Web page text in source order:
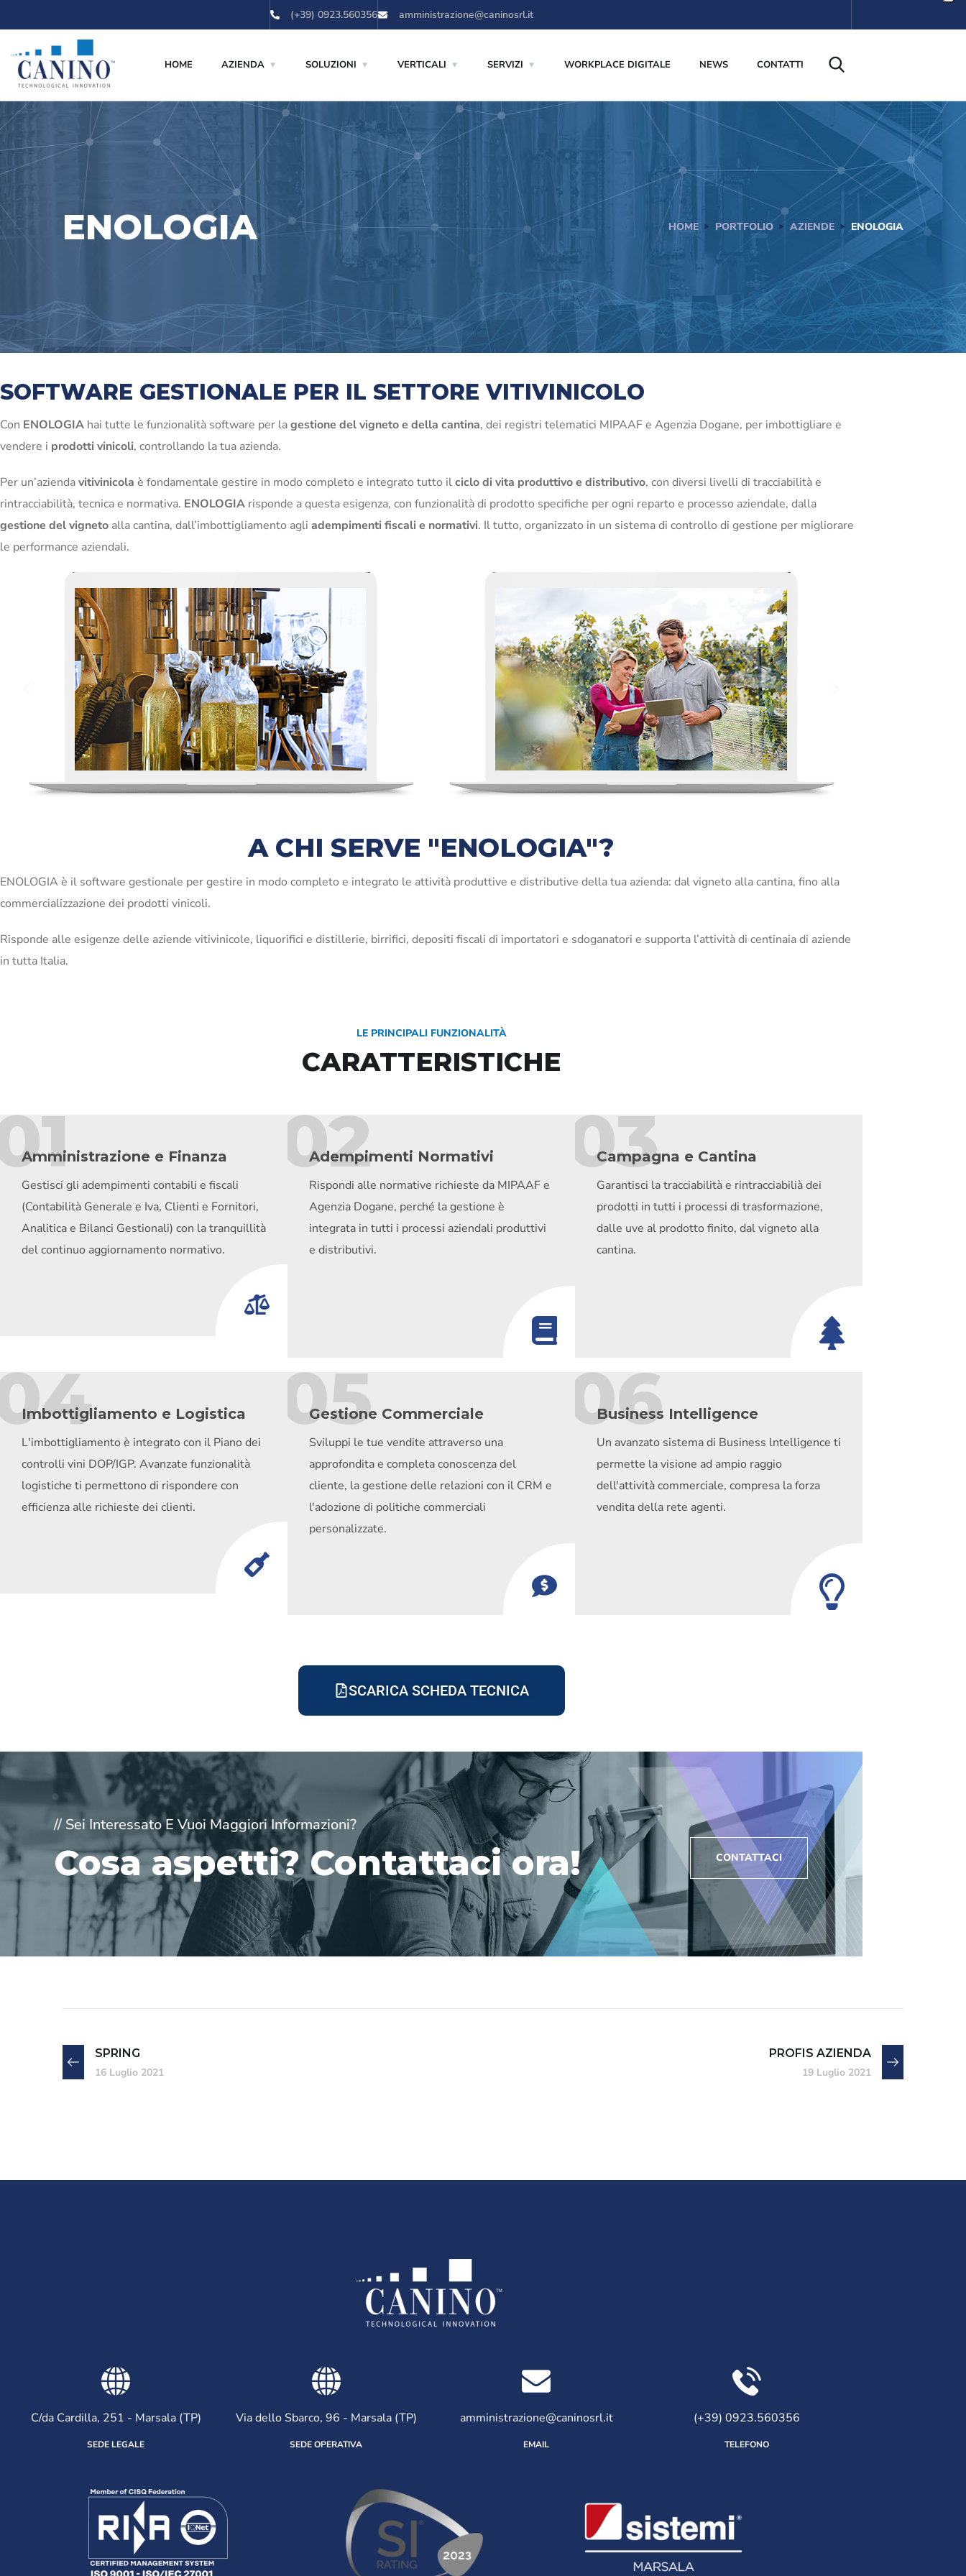
(+39) 0923.560356 amministrazione@caninosrl.it
HOME AZIENDA SOLUZIONI VERTICALI SERVIZI WORKPLACE DIGITALE NEWS CONTATTI
ENOLOGIA HOME PORTFOLIO AZIENDE ENOLOGIA
SOFTWARE GESTIONALE PER IL SETTORE VITIVINICOLO
Con ENOLOGIA hai tutte le funzionalità software per lagestione del vigneto e della cantina, dei registri telematici MIPAAF e Agenzia Dogane, per imbottigliare e
vendere i prodotti vinicoli, controllando la tua azienda.
Per un’aziendavitivinicola è fondamentale gestire in modo completo e integrato tutto ilciclo di vita produttivo e distributivo, con diversi livelli di tracciabilità e
rintracciabilità, tecnica e normativa. ENOLOGIA risponde a questa esigenza, con funzionalità di prodotto specifiche per ogni reparto e processo aziendale, dalla
gestione del vigneto alla cantina, dall’imbottigliamento agli adempimenti fiscali e normativi. Il tutto, organizzato in un sistema di controllo di gestione per migliorare
le performance aziendali.
A CHI SERVE "ENOLOGIA"?
ENOLOGIA è il software gestionale per gestire in modo completo e integrato le attività produttive e distributive della tua azienda: dal vigneto alla cantina, fino alla
commercializzazione dei prodotti vinicoli.
Risponde alle esigenze delle aziende vitivinicole, liquorifici e distillerie, birrifici, depositi fiscali di importatori e sdoganatori e supporta l’attività di centinaia di aziende
in tutta Italia.
LE PRINCIPALI FUNZIONALITÀ
CARATTERISTICHE
Amministrazione e Finanza
Gestisci gli adempimenti contabili e fiscali
(Contabilità Generale e Iva, Clienti e Fornitori,
Analitica e Bilanci Gestionali) con la tranquillità
del continuo aggiornamento normativo.
02
Adempimenti Normativi
Rispondi alle normative richieste da MIPAAF e
Agenzia Dogane, perché la gestione è
integrata in tutti i processi aziendali produttivi
e distributivi.
03
Campagna e Cantina
Garantisci la tracciabilità e rintracciabilià dei
prodotti in tutti i processi di trasformazione,
dalle uve al prodotto finito, dal vigneto alla
cantina.
Imbottigliamento e Logistica
L'imbottigliamento è integrato con il Piano dei
controlli vini DOP/IGP. Avanzate funzionalità
logistiche ti permettono di rispondere con
efficienza alle richieste dei clienti.
05
Gestione Commerciale
Sviluppi le tue vendite attraverso una
approfondita e completa conoscenza del
cliente, la gestione delle relazioni con il CRM e
l'adozione di politiche commerciali
personalizzate.
06
Business Intelligence
Un avanzato sistema di Business lntelligence ti
permette la visione ad ampio raggio
dell'attività commerciale, compresa la forza
vendita della rete agenti.
SCARICA SCHEDA TECNICA
// Sei Interessato E Vuoi Maggiori Informazioni?
Cosa aspetti? Contattaci ora! CONTATTACI
SPRING
16 Luglio 2021
PROFIS AZIENDA
19 Luglio 2021
C/da Cardilla, 251 - Marsala (TP)
SEDE LEGALE
Via dello Sbarco, 96 - Marsala (TP)
SEDE OPERATIVA
amministrazione@caninosrl.it
EMAIL
(+39) 0923.560356
TELEFONO